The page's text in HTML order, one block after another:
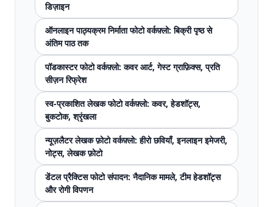
डिज़ाइन
ऑनलाइन पाठ्यक्रम निर्माता फोटो वर्कफ़्लो: बिक्री पृष्ठ से
अंतिम पाठ तक
पॉडकास्टर फोटो वर्कफ़्लो: कवर आर्ट, गेस्ट ग्राफ़िक्स, प्रति
सीज़न रिफ्रेश
स्व-प्रकाशित लेखक फोटो वर्कफ़्लो: कवर, हेडशॉट्स,
बुकटोक, श्रृंखला
न्यूज़लैटर लेखक फ़ोटो वर्कफ़्लो: हीरो छवियाँ, इनलाइन इमेजरी,
नोट्स, लेखक फ़ोटो
डेंटल प्रैक्टिस फोटो संपादन: नैदानिक ​​मामले, टीम हेडशॉट्स
और रोगी विपणन